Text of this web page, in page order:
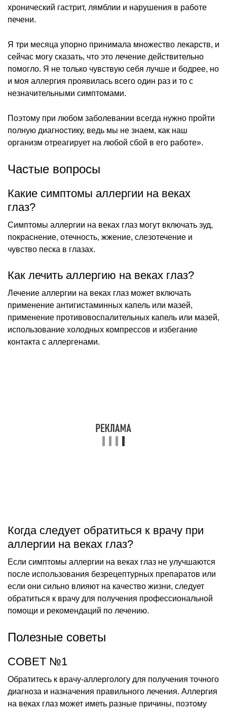
хронический гастрит, лямблии и нарушения в работе
печени.
Я три месяца упорно принимала множество лекарств, и
сейчас могу сказать, что это лечение действительно
помогло. Я не только чувствую себя лучше и бодрее, но
и моя аллергия проявилась всего один раз и то с
незначительными симптомами.
Поэтому при любом заболевании всегда нужно пройти
полную диагностику, ведь мы не знаем, как наш
организм отреагирует на любой сбой в его работе».
Частые вопросы
Какие симптомы аллергии на веках
глаз?
Симптомы аллергии на веках глаз могут включать зуд,
покраснение, отечность, жжение, слезотечение и
чувство песка в глазах.
Как лечить аллергию на веках глаз?
Лечение аллергии на веках глаз может включать
применение антигистаминных капель или мазей,
применение противовоспалительных капель или мазей,
использование холодных компрессов и избегание
контакта с аллергенами.
Когда следует обратиться к врачу при
аллергии на веках глаз?
Если симптомы аллергии на веках глаз не улучшаются
после использования безрецептурных препаратов или
если они сильно влияют на качество жизни, следует
обратиться к врачу для получения профессиональной
помощи и рекомендаций по лечению.
Полезные советы
СОВЕТ №1
Обратитесь к врачу-аллергологу для получения точного
диагноза и назначения правильного лечения. Аллергия
на веках глаз может иметь разные причины, поэтому